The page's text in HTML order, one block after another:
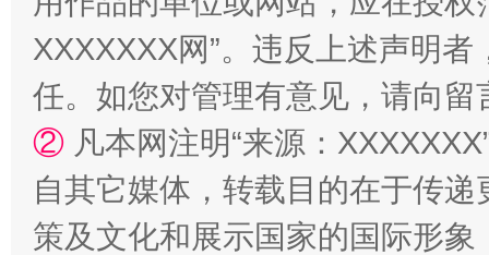
XXXXXXX网”。违反上述声明
任。如您对管理有意见，请向
② 凡本网注明“来源：
自其它媒体，转载目的在于传
策及文化和展示国家的国际形